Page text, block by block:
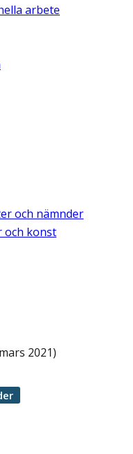
arbete
och nämnder
och konst
2021)